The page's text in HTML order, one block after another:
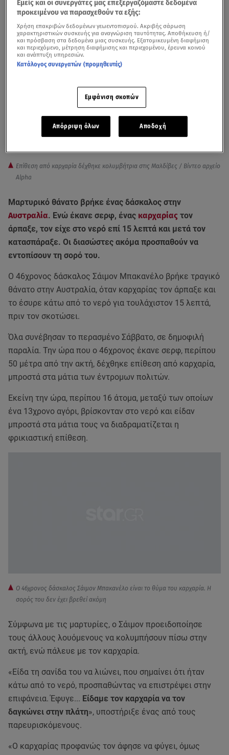
Επίθεση από καρχαρία δέχθηκε κολυμβήτρια στις Μαλδίβες / Βίντεο αρχείο
Alpha
Μαρτυρικό θάνατο βρήκε ένας δάσκαλος στην
Αυστραλία. Ενώ έκανε σερφ, ένας καρχαρίας τον
άρπαξε, τον είχε στο νερό επί 15 λεπτά και μετά τον
κατασπάραξε. Οι διασώστες ακόμα προσπαθούν να
εντοπίσουν τη σορό του.
Ο 46χρονος δάσκαλος Σάιμον Μπακανέλο βρήκε τραγικό
θάνατο στην Αυστραλία, όταν καρχαρίας τον άρπαξε και
το έσυρε κάτω από το νερό για τουλάχιστον 15 λεπτά,
πριν τον σκοτώσει.
Όλα συνέβησαν το περασμένο Σάββατο, σε δημοφιλή
παραλία. Την ώρα που ο 46χρονος έκανε σερφ, περίπου
50 μέτρα από την ακτή, δέχθηκε επίθεση από καρχαρία,
μπροστά στα μάτια των έντρομων πολιτών.
Εκείνη την ώρα, περίπου 16 άτομα, μεταξύ των οποίων
ένα 13χρονο αγόρι, βρίσκονταν στο νερό και είδαν
μπροστά στα μάτια τους να διαδραματίζεται η
φρικιαστική επίθεση.
Ο 46χρονος δάσκαλος Σάιμον Μπακανέλο είναι το θύμα του καρχαρία. Η
σορός του δεν έχει βρεθεί ακόμη
Σύμφωνα με τις μαρτυρίες, ο Σάιμον προειδοποίησε
τους άλλους λουόμενους να κολυμπήσουν πίσω στην
ακτή, ενώ πάλευε με τον καρχαρία.
«Είδα τη σανίδα του να λιώνει, που σημαίνει ότι ήταν
κάτω από το νερό, προσπαθώντας να επιστρέψει στην
επιφάνεια. Έφυγε... Είδαμε τον καρχαρία να τον
δαγκώνει στην πλάτη», υποστήριξε ένας από τους
παρευρισκόμενους.
«Ο καρχαρίας προφανώς τον άφησε να φύγει, όμως
Εμείς και οι συνεργάτες μας επεξεργαζόμαστε δεδομένα
προκειμένου να παρασχεθούν τα εξής:
Χρήση επακριβών δεδομένων γεωεντοπισμού. Ακριβής σάρωση
χαρακτηριστικών συσκευής για αναγνώριση ταυτότητας. Αποθήκευση ή/
και πρόσβαση στα δεδομένα μιας συσκευής. Εξατομικευμένη διαφήμιση
και περιεχόμενο, μέτρηση διαφήμισης και περιεχομένου, έρευνα κοινού
και ανάπτυξη υπηρεσιών.
Κατάλογος συνεργατών (προμηθευτές)
Εμφάνιση σκοπών
Απόρριψη όλων Αποδοχή